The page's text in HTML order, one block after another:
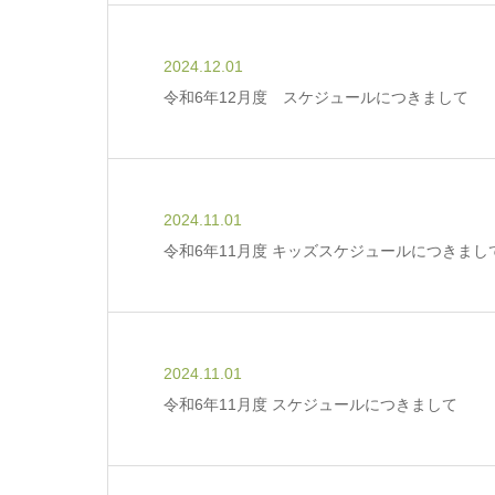
2024.12.01
令和6年12月度 スケジュールにつきまして
2024.11.01
令和6年11月度 キッズスケジュールにつきまし
2024.11.01
令和6年11月度 スケジュールにつきまして